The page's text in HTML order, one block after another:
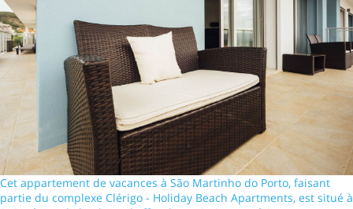
Cet appartement de vacances à São Martinho do Porto, faisant
partie du complexe Clérigo - Holiday Beach Apartments, est situé à